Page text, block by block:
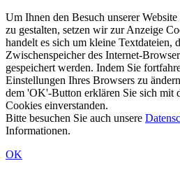
Um Ihnen den Besuch unserer
zu gestalten, setzen wir zur Anzeige
handelt es sich um kleine Textdateien,
Zwischenspeicher des Internet-
gespeichert werden. Indem Sie
Einstellungen Ihres Browsers zu
dem 'OK'-Button erklären Sie sich mit
Cookies einverstanden.
Bitte besuchen Sie auch unsere
Informationen.
OK